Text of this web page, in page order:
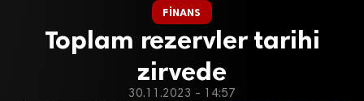
FINANS
Toplam rezervler tarihi
zirvede
30.11.2023 - 14:57